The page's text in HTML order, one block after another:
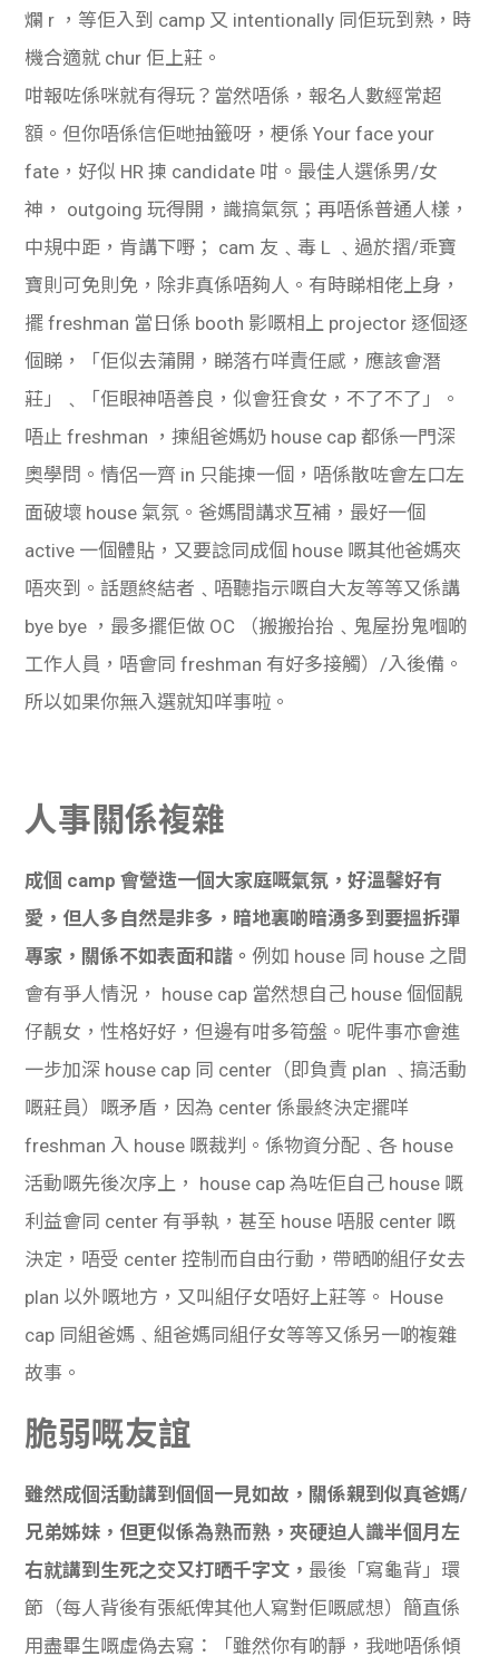
貸款
機
理財
de
學生
貸款
101
爛 r ，等佢入到 camp 又 intentionally 同佢玩到熟，時
機合適就 chur 佢上莊。
咁報咗係咪就有得玩？當然唔係，報名人數經常超
額。但你唔係信佢哋抽籤呀，梗係 Your face your
fate，好似 HR 揀 candidate 咁。最佳人選係男/女
神， outgoing 玩得開，識搞氣氛；再唔係普通人樣，
中規中距，肯講下嘢； cam 友﹑毒 L ﹑過於摺/乖寶
寶則可免則免，除非真係唔夠人。有時睇相佬上身，
擺 freshman 當日係 booth 影嘅相上 projector 逐個逐
個睇，「佢似去蒲開，睇落冇咩責任感，應該會潛
莊」﹑「佢眼神唔善良，似會狂食女，不了不了」。
唔止 freshman ，揀組爸媽奶 house cap 都係一門深
奧學問。情侶一齊 in 只能揀一個，唔係散咗會左口左
面破壞 house 氣氛。爸媽間講求互補，最好一個
active 一個體貼，又要諗同成個 house 嘅其他爸媽夾
唔夾到。話題終結者﹑唔聽指示嘅自大友等等又係講
bye bye ，最多擺佢做 OC （搬搬抬抬﹑鬼屋扮鬼嗰啲
工作人員，唔會同 freshman 有好多接觸）/入後備。
所以如果你無入選就知咩事啦。
人事關係複雜
成個 camp 會營造一個大家庭嘅氣氛，好溫馨好有
愛，但人多自然是非多，暗地裏啲暗湧多到要搵拆彈
專家，關係不如表面和諧。例如 house 同 house 之間
會有爭人情況， house cap 當然想自己 house 個個靚
仔靚女，性格好好，但邊有咁多筍盤。呢件事亦會進
一步加深 house cap 同 center（即負責 plan ﹑搞活動
嘅莊員）嘅矛盾，因為 center 係最終決定擺咩
freshman 入 house 嘅裁判。係物資分配﹑各 house
活動嘅先後次序上， house cap 為咗佢自己 house 嘅
利益會同 center 有爭執，甚至 house 唔服 center 嘅
決定，唔受 center 控制而自由行動，帶晒啲組仔女去
plan 以外嘅地方，又叫組仔女唔好上莊等。 House
cap 同組爸媽﹑組爸媽同組仔女等等又係另一啲複雜
故事。
脆弱嘅友誼
雖然成個活動講到個個一見如故，關係親到似真爸媽/
兄弟姊妹，但更似係為熟而熟，夾硬迫人識半個月左
右就講到生死之交又打晒千字文， 最後「寫龜背」環
節（每人背後有張紙俾其他人寫對佢嘅感想）簡直係
用盡畢生嘅虛偽去寫：「雖然你有啲靜，我哋唔係傾